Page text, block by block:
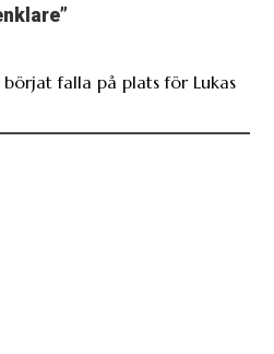
börjat falla på plats för Lukas